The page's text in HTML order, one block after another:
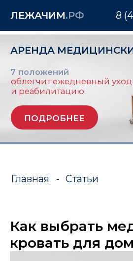
ЛЕЖАЧИМ.РФ 8 (499) 495-15-
АРЕНДА МЕДИЦИНСКИХ
ПОДРОБНЕЕ
7 положений
Главная - Статьи
Как выбрать
кровать для